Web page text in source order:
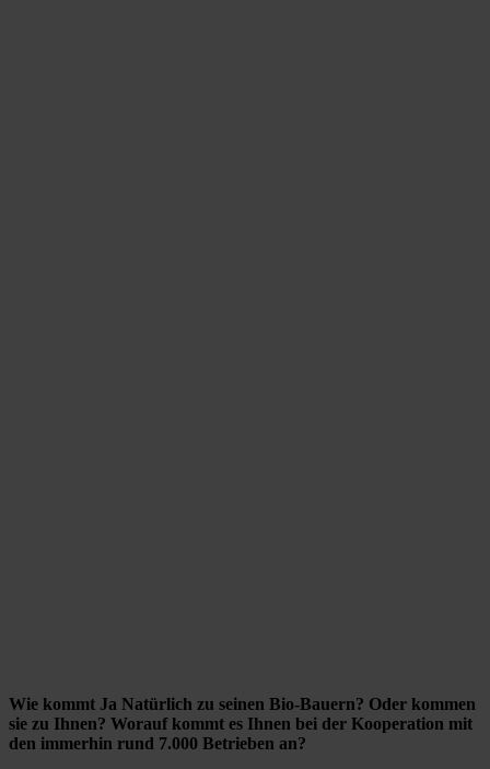
Wie kommt Ja Natürlich zu seinen Bio-Bauern? Oder kommen
sie zu Ihnen? Worauf kommt es Ihnen bei der Kooperation mit
den immerhin rund 7.000 Betrieben an?